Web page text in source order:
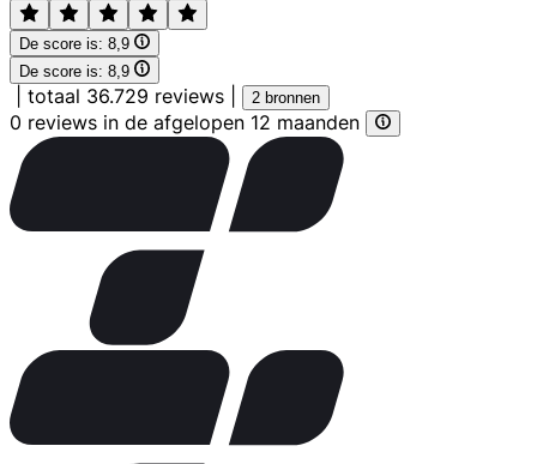
De score is: 8,9
De score is: 8,9
totaal 36.729 reviews 2 bronnen
0 reviews in de afgelopen 12 maanden